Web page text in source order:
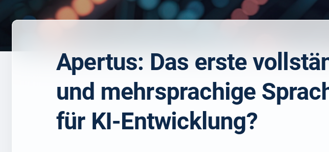
Apertus: Das erste
und mehrsprachige
für KI-Entwicklung?